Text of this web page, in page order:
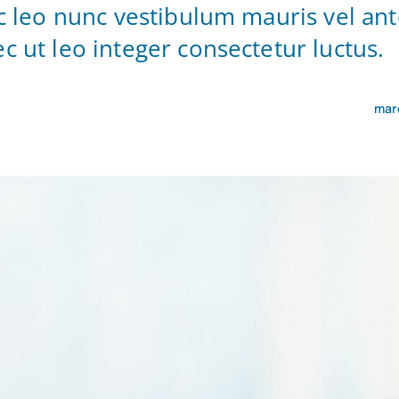
leo nunc vestibulum mauris vel
ut leo integer consectetur luctus.